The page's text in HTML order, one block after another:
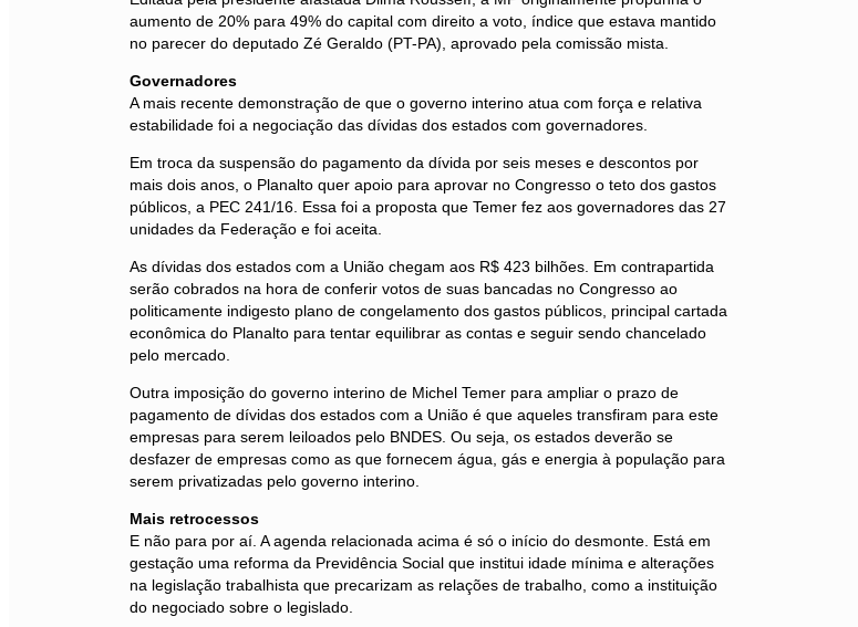
aumento de 20% para 49% do capital com direito a voto, índice que estava mantido
no parecer do deputado Zé Geraldo (PT-PA), aprovado pela comissão mista.
Governadores
A mais recente demonstração de que o governo interino atua com força e relativa
estabilidade foi a negociação das dívidas dos estados com governadores.
Em troca da suspensão do pagamento da dívida por seis meses e descontos por
mais dois anos, o Planalto quer apoio para aprovar no Congresso o teto dos gastos
públicos, a PEC 241/16. Essa foi a proposta que Temer fez aos governadores das 27
unidades da Federação e foi aceita.
As dívidas dos estados com a União chegam aos R$ 423 bilhões. Em contrapartida
serão cobrados na hora de conferir votos de suas bancadas no Congresso ao
politicamente indigesto plano de congelamento dos gastos públicos, principal cartada
econômica do Planalto para tentar equilibrar as contas e seguir sendo chancelado
pelo mercado.
Outra imposição do governo interino de Michel Temer para ampliar o prazo de
pagamento de dívidas dos estados com a União é que aqueles transfiram para este
empresas para serem leiloados pelo BNDES. Ou seja, os estados deverão se
desfazer de empresas como as que fornecem água, gás e energia à população para
serem privatizadas pelo governo interino.
Mais retrocessos
E não para por aí. A agenda relacionada acima é só o início do desmonte. Está em
gestação uma reforma da Previdência Social que institui idade mínima e alterações
na legislação trabalhista que precarizam as relações de trabalho, como a instituição
do negociado sobre o legislado.